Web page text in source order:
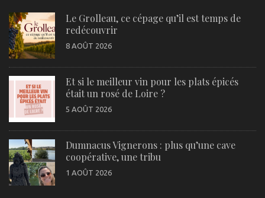
Le Grolleau, ce cépage qu’il est temps de
redécouvrir
8 AOÛT 2026
Et si le meilleur vin pour les plats épicés
était un rosé de Loire ?
5 AOÛT 2026
Dumnacus Vignerons : plus qu’une cave
coopérative, une tribu
1 AOÛT 2026